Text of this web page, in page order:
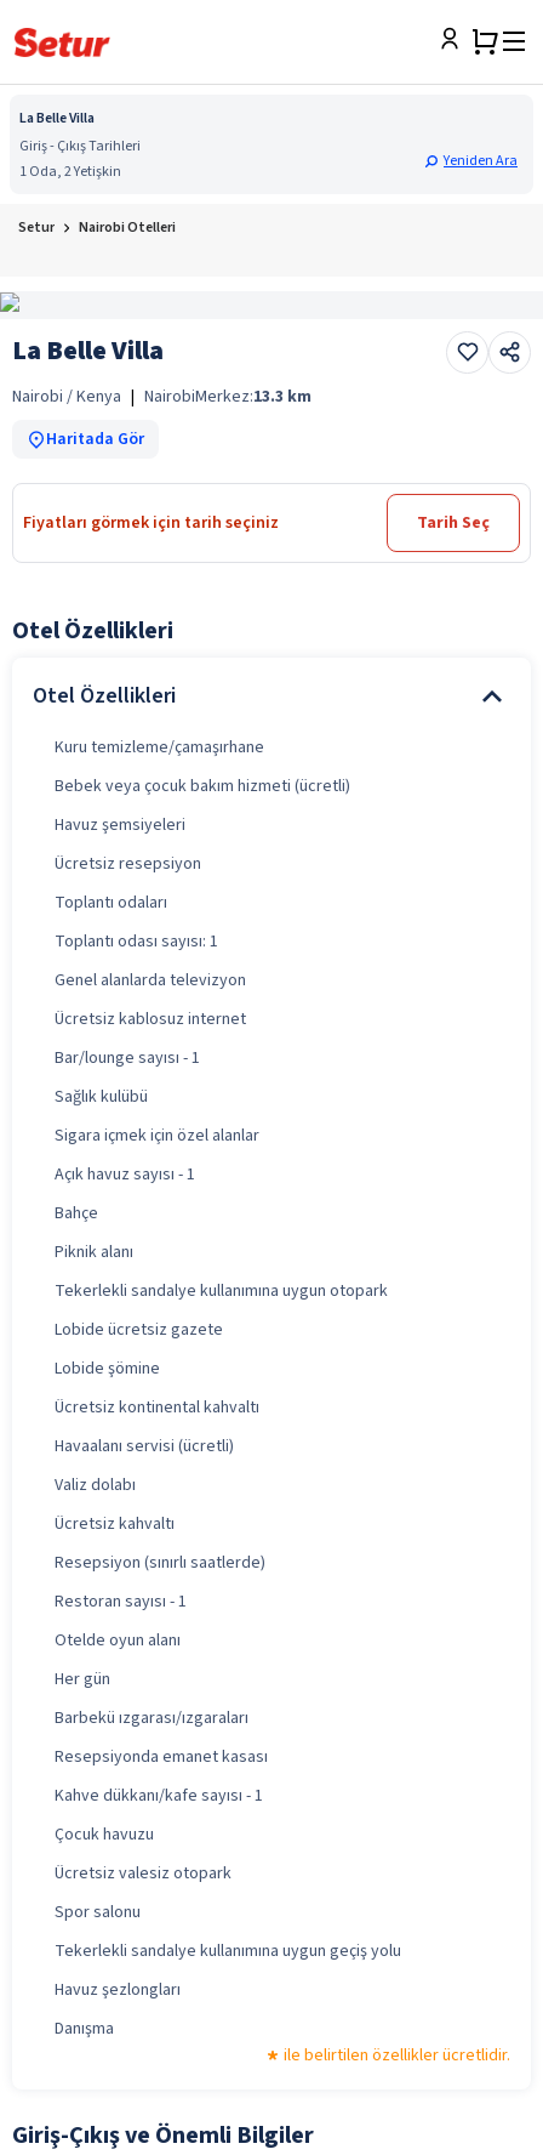
La Belle Villa
Giriş - Çıkış Tarihleri
1 Oda, 2 Yetişkin
Yeniden Ara
Setur Nairobi Otelleri
La Belle Villa
Nairobi / Kenya | NairobiMerkez:13.3 km
Haritada Gör
Fiyatları görmek için tarih seçiniz Tarih Seç
Otel Özellikleri
Otel Özellikleri
Kuru temizleme/çamaşırhane
Bebek veya çocuk bakım hizmeti (ücretli)
Havuz şemsiyeleri
Ücretsiz resepsiyon
Toplantı odaları
Toplantı odası sayısı: 1
Genel alanlarda televizyon
Ücretsiz kablosuz internet
Bar/lounge sayısı - 1
Sağlık kulübü
Sigara içmek için özel alanlar
Açık havuz sayısı - 1
Bahçe
Piknik alanı
Tekerlekli sandalye kullanımına uygun otopark
Lobide ücretsiz gazete
Lobide şömine
Ücretsiz kontinental kahvaltı
Havaalanı servisi (ücretli)
Valiz dolabı
Ücretsiz kahvaltı
Resepsiyon (sınırlı saatlerde)
Restoran sayısı - 1
Otelde oyun alanı
Her gün
Barbekü ızgarası/ızgaraları
Resepsiyonda emanet kasası
Kahve dükkanı/kafe sayısı - 1
Çocuk havuzu
Ücretsiz valesiz otopark
Spor salonu
Tekerlekli sandalye kullanımına uygun geçiş yolu
Havuz şezlongları
Danışma
ile belirtilen özellikler ücretlidir.
Giriş-Çıkış ve Önemli Bilgiler